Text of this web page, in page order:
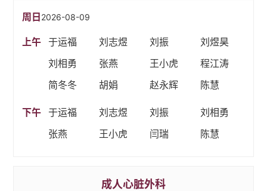
周日 2026-08-09
上午 于运福 刘志煜 刘振
刘煜昊
刘相勇
张燕 王小虎
程江涛
简冬冬
胡娟 赵永辉 陈慧
下午 于运福 刘志煜 刘振
刘相勇
张燕
王小虎 闫瑞 陈慧
成人心脏外科